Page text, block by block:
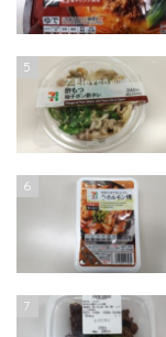
5
6
7